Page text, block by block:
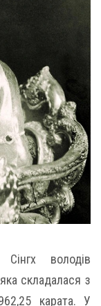
володів
складалася з
карата. У